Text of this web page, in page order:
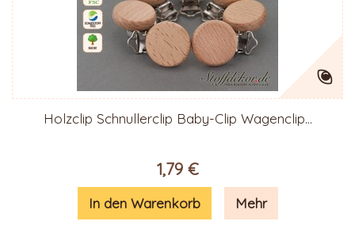
Holzclip Schnullerclip Baby-Clip Wagenclip...
1,79 €
In den Warenkorb Mehr